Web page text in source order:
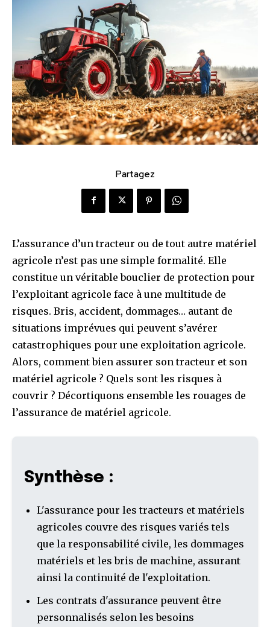
Partagez
L’assurance d’un tracteur ou de tout autre matériel
agricole n’est pas une simple formalité. Elle
constitue un véritable bouclier de protection pour
l’exploitant agricole face à une multitude de
risques. Bris, accident, dommages… autant de
situations imprévues qui peuvent s’avérer
catastrophiques pour une exploitation agricole.
Alors, comment bien assurer son tracteur et son
matériel agricole ? Quels sont les risques à
couvrir ? Décortiquons ensemble les rouages de
l’assurance de matériel agricole.
Synthèse :
L'assurance pour les tracteurs et matériels
agricoles couvre des risques variés tels
que la responsabilité civile, les dommages
matériels et les bris de machine, assurant
ainsi la continuité de l'exploitation.
Les contrats d'assurance peuvent être
personnalisés selon les besoins